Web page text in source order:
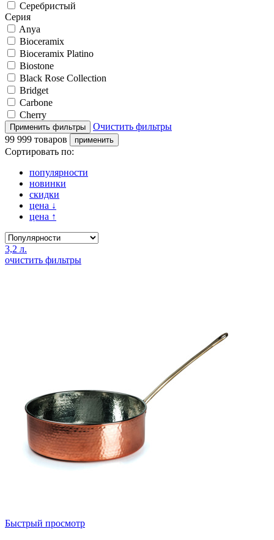
Серебристый
Серия
Anya
Bioceramix
Bioceramix Platino
Biostone
Black Rose Collection
Bridget
Carbonе
Cherry
Очистить фильтры
99 999 товаров
Сортировать по:
популярности
новинки
скидки
цена ↓
цена ↑
3,2 л.
очистить фильтры
Быстрый просмотр